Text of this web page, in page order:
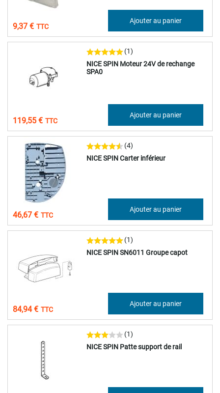
9,37 €
Ajouter au panier
NICE SPIN Moteur 24V de rechange
SPA0
(1)
119,55 €
Ajouter au panier
NICE SPIN Carter inférieur
(4)
46,67 €
38,89 € Ajouter au panier
NICE SPIN SN6011 Groupe capot
(1)
84,94 €
Ajouter au panier
NICE SPIN Patte support de rail
(1)